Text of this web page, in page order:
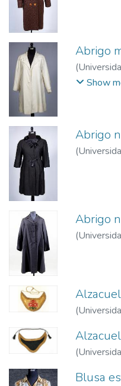
Abrigo
(
Mercedes
Show
Abrigo
(
Abrigo
(
(
(
Blusa